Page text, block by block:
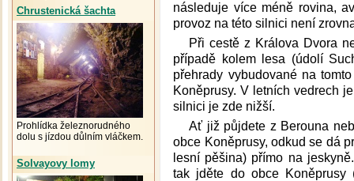
následuje více méně rovina,
provoz na této silnici není
Při cestě z Králova Dvora
případě kolem lesa (údolí
přehrady vybudované na
Koněprusy. V letních vedrech
silnici je zde nižší.
Ať již půjdete z Berouna
obce Koněprusy, odkud se dá
lesní pěšina) přímo na
tak jděte do obce Koněprusy
Chrustenická šachta
Prohlídka železnorudného
dolu s jízdou důlním vláčkem.
Solvayovy lomy